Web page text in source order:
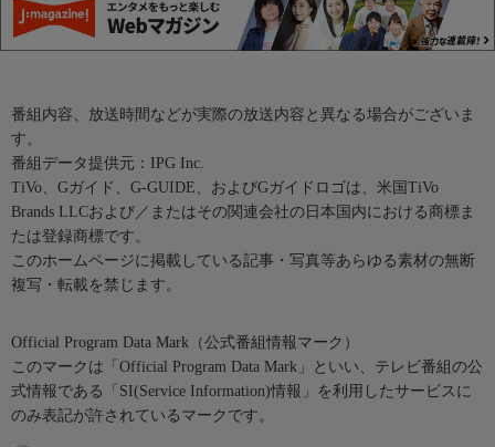
番組内容、放送時間などが実際の放送内容と異なる場合がございま
す。
番組データ提供元：IPG Inc.
TiVo、Gガイド、G-GUIDE、およびGガイドロゴは、米国TiVo
Brands LLCおよび／またはその関連会社の日本国内における商標ま
たは登録商標です。
このホームページに掲載している記事・写真等あらゆる素材の無断
複写・転載を禁じます。
Official Program Data Mark（公式番組情報マーク）
このマークは「Official Program Data Mark」といい、テレビ番組の公
式情報である「SI(Service Information)情報」を利用したサービスに
のみ表記が許されているマークです。